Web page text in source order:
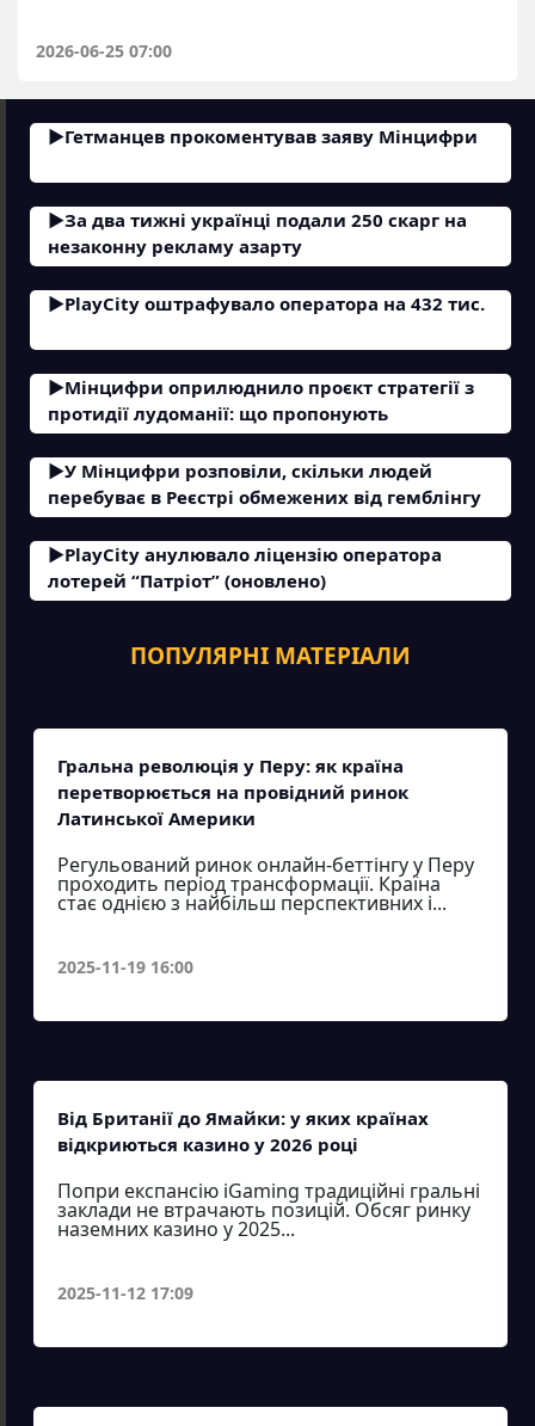
2026-06-25 07:00
Гетманцев прокоментував заяву Мінцифри
За два тижні українці подали 250 скарг на
незаконну рекламу азарту
PlayCity оштрафувало оператора на 432 тис.
Мінцифри оприлюднило проєкт стратегії з
протидії лудоманії: що пропонують
У Мінцифри розповіли, скільки людей
перебуває в Реєстрі обмежених від гемблінгу
PlayCity анулювало ліцензію оператора
лотерей “Патріот” (оновлено)
ПОПУЛЯРНІ МАТЕРІАЛИ
Гральна революція у Перу: як країна
перетворюється на провідний ринок
Латинської Америки
Регульований ринок онлайн-беттінгу у Перу
проходить період трансформації. Країна
стає однією з найбільш перспективних і...
2025-11-19 16:00
Від Британії до Ямайки: у яких країнах
відкриються казино у 2026 році
Попри експансію iGaming традиційні гральні
заклади не втрачають позицій. Обсяг ринку
наземних казино у 2025...
2025-11-12 17:09